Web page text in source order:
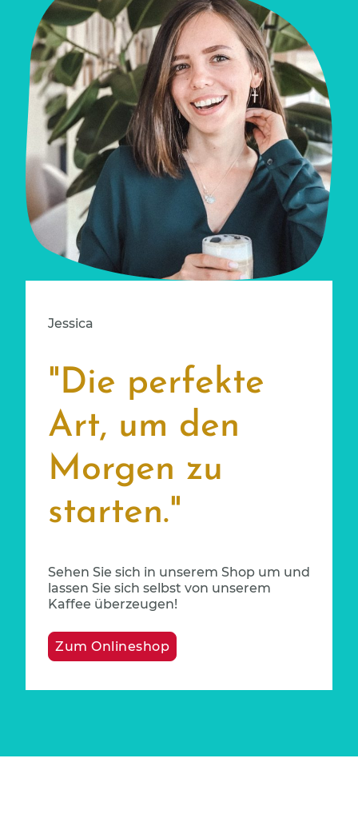
Jessica
"Die perfekte
Art, um den
Morgen zu
starten."
Sehen Sie sich in unserem Shop um und
lassen Sie sich selbst von unserem
Kaffee überzeugen!
Zum Onlineshop